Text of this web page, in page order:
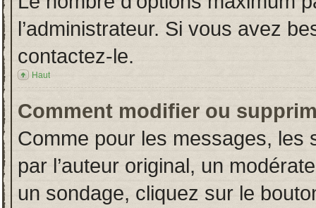
l’administrateur. Si vous avez
contactez-le.
Haut
Comment modifier ou
Comme pour les messages, les
par l’auteur original, un
un sondage, cliquez sur le